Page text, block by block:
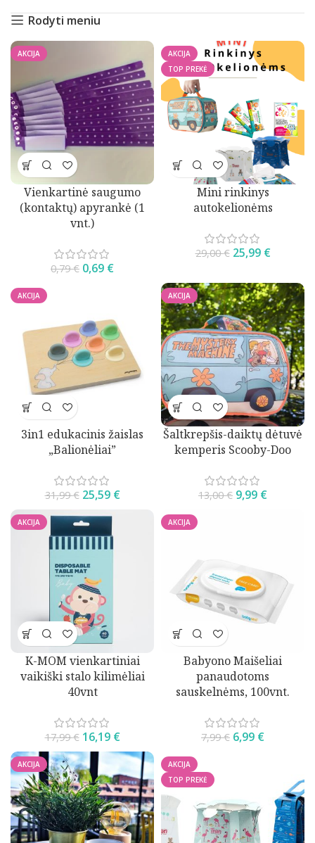
Rodyti meniu
AKCIJA
Vienkartinė saugumo
(kontaktų) apyrankė (1
vnt.)
0,79€ 0,69 €
AKCIJA
TOP PREKĖ
Mini rinkinys
autokelionėms
29,00€ 25,99 €
AKCIJA
3in1 edukacinis žaislas
„Balionėliai”
31,99€ 25,59 €
AKCIJA
Šaltkrepšis-daiktų dėtuvė
kemperis Scooby-Doo
13,00€ 9,99 €
AKCIJA
K-MOM vienkartiniai
vaikiški stalo kilimėliai
40vnt
17,99€ 16,19 €
AKCIJA
Babyono Maišeliai
panaudotoms
sauskelnėms, 100vnt.
7,99€ 6,99 €
AKCIJA
AKCIJA
TOP PREKĖ